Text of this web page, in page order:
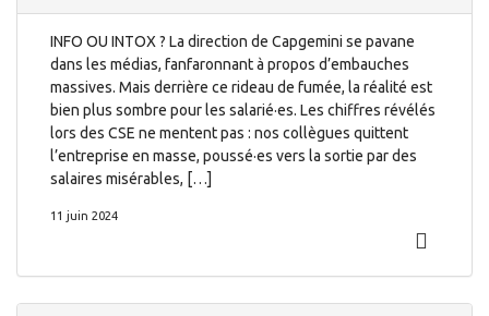
INFO OU INTOX ? La direction de Capgemini se pavane
dans les médias, fanfaronnant à propos d’embauches
massives. Mais derrière ce rideau de fumée, la réalité est
bien plus sombre pour les salarié·es. Les chiffres révélés
lors des CSE ne mentent pas : nos collègues quittent
l’entreprise en masse, poussé·es vers la sortie par des
salaires misérables, […]
11 juin 2024